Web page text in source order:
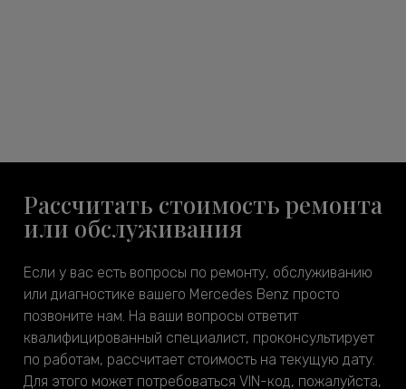
Рассчитать стоимость ремонта
или обслуживания
Если у вас есть вопросы по ремонту, обслуживанию
или диагностике вашего Mercedes Benz просто
позвоните нам. На ваши вопросы ответит
квалифицированный специалист, проконсультирует
по работам, рассчитает стоимость на текущую дату.
Для этого может потребоваться VIN-код, пожалуйста,